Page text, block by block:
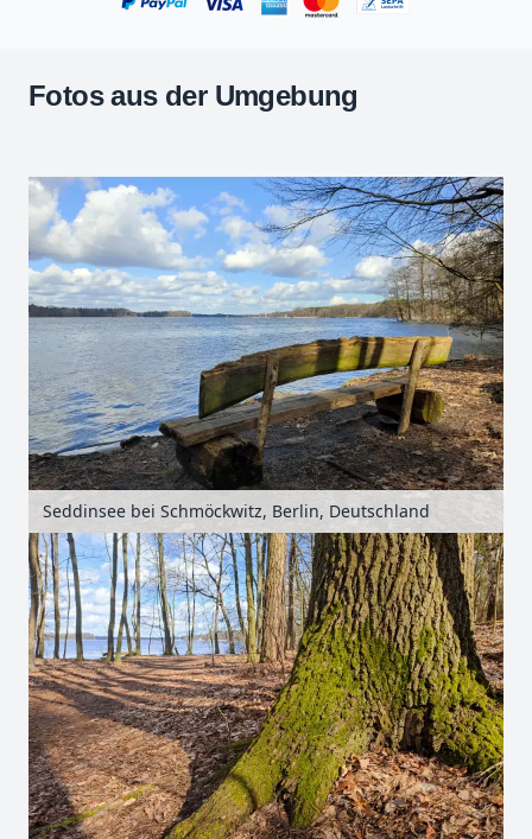
Fotos aus der Umgebung
+
−
Seddinsee bei Schmöckwitz, Berlin, Deutschland